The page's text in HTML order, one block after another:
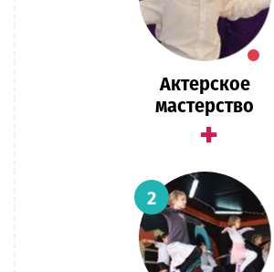
Актерское
мастерство
+
2